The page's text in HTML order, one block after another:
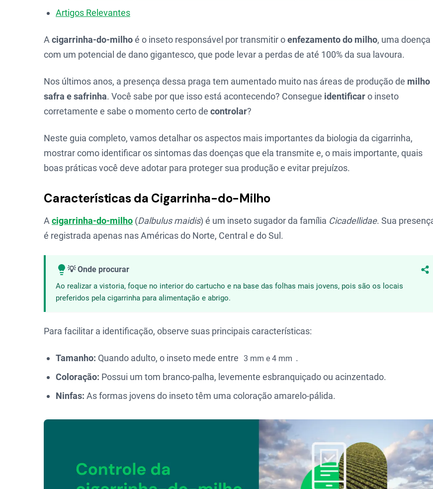
Artigos Relevantes
A cigarrinha-do-milhoé o inseto responsável por transmitir oenfezamento do milho, uma doença
com um potencial de dano gigantesco, que pode levar a perdas de até 100% da sua lavoura.
Nos últimos anos, a presença dessa praga tem aumentado muito nas áreas de produção de milho
safra e safrinha. Você sabe por que isso está acontecendo? Consegue identificaro inseto
corretamente e sabe o momento certo de controlar?
Neste guia completo, vamos detalhar os aspectos mais importantes da biologia da cigarrinha,
mostrar como identificar os sintomas das doenças que ela transmite e, o mais importante, quais
boas práticas você deve adotar para proteger sua produção e evitar prejuízos.
Características da Cigarrinha-do-Milho
A cigarrinha-do-milho (Dalbulus maidis) é um inseto sugador da família Cicadellidae. Sua
é registrada apenas nas Américas do Norte, Central e do Sul.
💡 Onde procurar
Ao realizar a vistoria, foque no interior do cartucho e na base das folhas mais jovens, pois são os locais
preferidos pela cigarrinha para alimentação e abrigo.
Para facilitar a identificação, observe suas principais características:
Tamanho: Quando adulto, o inseto mede entre 3 mm e 4 mm .
Coloração: Possui um tom branco-palha, levemente esbranquiçado ou acinzentado.
Ninfas: As formas jovens do inseto têm uma coloração amarelo-pálida.